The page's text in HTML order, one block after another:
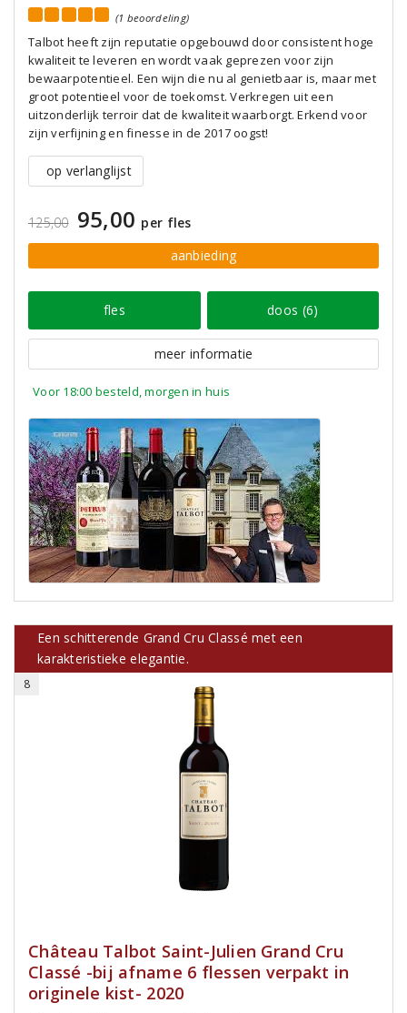
(1 beoordeling)
Talbot heeft zijn reputatie opgebouwd door consistent hoge
kwaliteit te leveren en wordt vaak geprezen voor zijn
bewaarpotentieel. Een wijn die nu al genietbaar is, maar met
groot potentieel voor de toekomst. Verkregen uit een
uitzonderlijk terroir dat de kwaliteit waarborgt. Erkend voor
zijn verfijning en finesse in de 2017 oogst!
op verlanglijst
125,00 95,00 per fles
aanbieding
fles doos (6)
meer informatie
Voor 18:00 besteld, morgen in huis
Een schitterende Grand Cru Classé met een
karakteristieke elegantie.
8
Château Talbot Saint-Julien Grand Cru
Classé -bij afname 6 flessen verpakt in
originele kist- 2020